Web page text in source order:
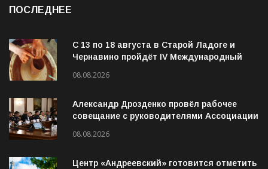
ПОСЛЕДНЕЕ
С 13 по 18 августа в Старой Ладоге и
Чернавино пройдёт IV Международный
08.08.2026
Александр Дрозденко провёл рабочее
совещание с руководителями Ассоциации
08.08.2026
Центр «Андреевский» готовится отметить